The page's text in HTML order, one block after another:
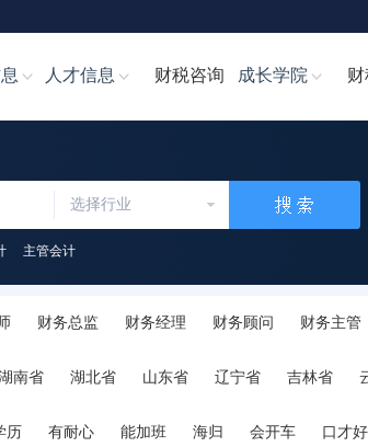
人才信息 财税咨询 成长学院
选择行业
主管会计
财务总监 财务经理 财务顾问 财务主管
计员 其他职位
南省 湖北省 山东省 辽宁省 吉林省
历 有耐心 能加班 海归 会开车 口才好